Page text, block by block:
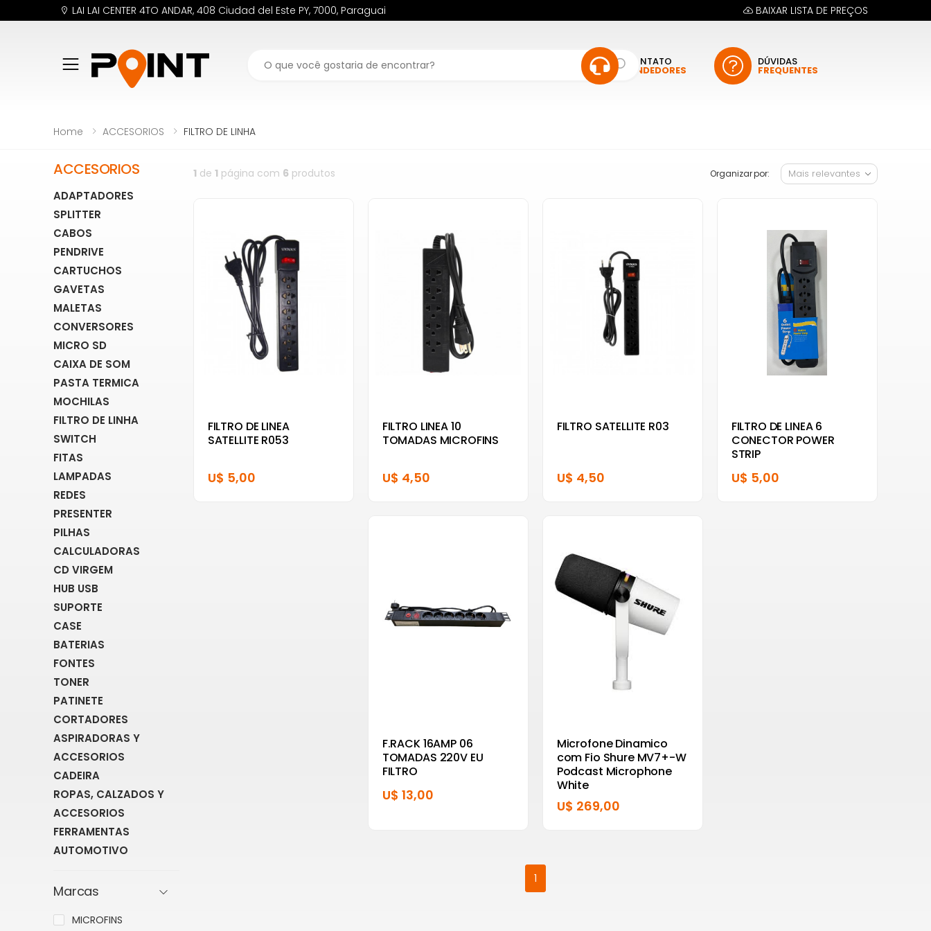
LAI LAI CENTER 4TO ANDAR, 408 Ciudad del Este PY, 7000, Paraguai BAIXAR LISTA DE PREÇOS
CONTATO
VENDEDORES
DÚVIDAS
FREQUENTES
Home ACCESORIOS FILTRO DE LINHA
1 de 1 página com 6 produtos Organizar por:
FILTRO DE LINEA
SATELLITE R053
U$ 5,00
FILTRO LINEA 10
TOMADAS MICROFINS
U$ 4,50
FILTRO SATELLITE R03
U$ 4,50
FILTRO DE LINEA 6
CONECTOR POWER
STRIP
U$ 5,00
F.RACK 16AMP 06
TOMADAS 220V EU
FILTRO
U$ 13,00
Microfone Dinamico
com Fio Shure MV7+-W
Podcast Microphone
White
U$ 269,00
1
ACCESORIOS
ADAPTADORES
SPLITTER
CABOS
PENDRIVE
CARTUCHOS
GAVETAS
MALETAS
CONVERSORES
MICRO SD
CAIXA DE SOM
PASTA TERMICA
MOCHILAS
FILTRO DE LINHA
SWITCH
FITAS
LAMPADAS
REDES
PRESENTER
PILHAS
CALCULADORAS
CD VIRGEM
HUB USB
SUPORTE
CASE
BATERIAS
FONTES
TONER
PATINETE
CORTADORES
ASPIRADORAS Y
ACCESORIOS
CADEIRA
ROPAS, CALZADOS Y
ACCESORIOS
FERRAMENTAS
AUTOMOTIVO
Marcas
MICROFINS